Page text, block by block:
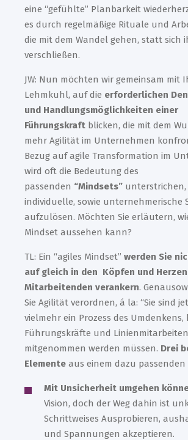
eine “gefühlte” Planbarkeit
es durch regelmäßige Rituale und
die mit dem Wandel gehen, statt sich
verschließen.
JW: Nun möchten wir gemeinsam mit
Lehmkuhl, auf die erforderlichen
und Handlungsmöglichkeiten einer
Führungskraft blicken, die mit dem
mehr Agilität im Unternehmen
Bezug auf agile Transformation im
wird oft die Bedeutung des
passenden “Mindsets” unterstrichen,
individuelle, sowie unternehmerische
aufzulösen. Möchten Sie erläutern,
Mindset aussehen kann?
TL: Ein “agiles Mindset” werden Sie
auf gleich in den Köpfen und
Mitarbeitenden verankern.
Sie Agilität verordnen, á la: “Sie sind
vielmehr ein Prozess des Umdenkens,
Führungskräfte und
mitgenommen werden müssen. Drei
Elemente aus einem dazu passenden
Mit Unsicherheit umgehen
Vision, doch der Weg dahin ist
Schrittweises Ausprobieren,
und Spannungen akzeptieren.